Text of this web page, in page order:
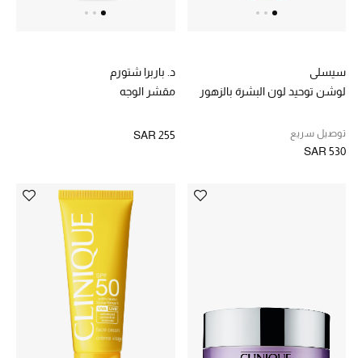
سيسلي
لوشن توحيد لون البشرة بالزهور
توصيل سريع
SAR 530
د. باربرا شتورم
مقشر الوجه
SAR 255